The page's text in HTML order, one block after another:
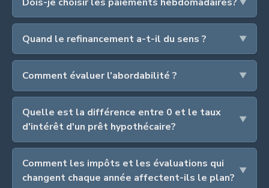
Quand le refinancement a-t-il du sens ?
Comment évaluer l'abordabilité ?
Quelle est la différence entre 0 et le taux
d'intérêt d'un prêt hypothécaire?
Comment les impôts et les évaluations qui
changent chaque année affectent-ils le plan?